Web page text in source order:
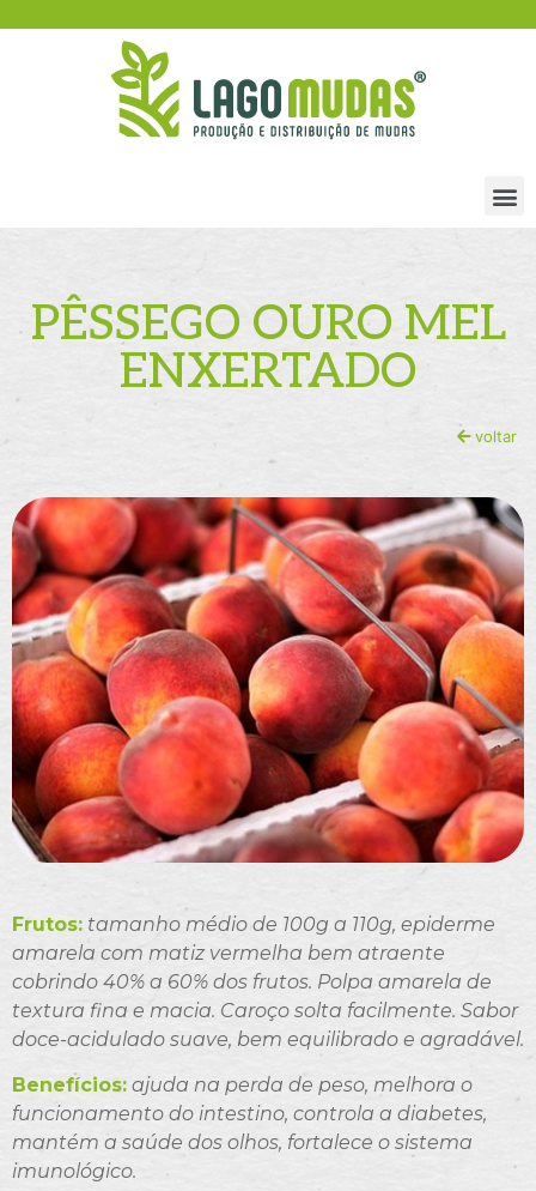
PÊSSEGO OURO MEL
ENXERTADO
voltar
Frutos: tamanho médio de 100g a 110g, epiderme
amarela com matiz vermelha bem atraente
cobrindo 40% a 60% dos frutos. Polpa amarela de
textura fina e macia. Caroço solta facilmente. Sabor
doce-acidulado suave, bem equilibrado e agradável.
Benefícios: ajuda na perda de peso, melhora o
funcionamento do intestino, controla a diabetes,
mantém a saúde dos olhos, fortalece o sistema
imunológico.